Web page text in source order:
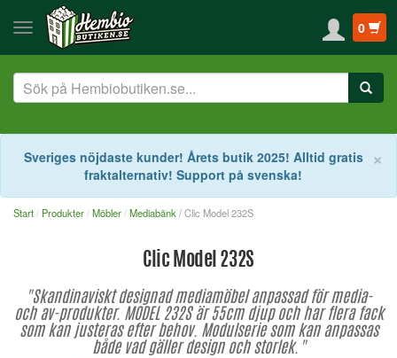
0
×
Sveriges nöjdaste kunder! Årets butik 2025! Alltid gratis
fraktalternativ! Support på svenska!
Start Produkter Möbler Mediabänk / Clic Model 232S
Clic Model 232S
"Skandinaviskt designad mediamöbel anpassad för media-
och av-produkter. MODEL 232S är 55cm djup och har flera fack
som kan justeras efter behov. Modulserie som kan anpassas
både vad gäller design och storlek."